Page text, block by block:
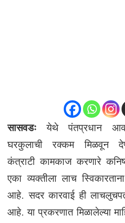
सासवडः येथे पंतप्रधान
घरकुलाची रक्कम मिळवून
कंत्राटी कामकाज करणारे
एका व्यक्तीला लाच
आहे. सदर कारवाई ही
आहे. या प्रकरणात मिळालेल्या